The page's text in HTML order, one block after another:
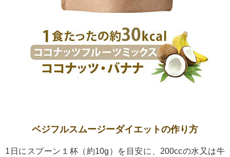
ベジフルスムージーダイエットの作り方
1日にスプーン１杯（約10g）を目安に、200ccの水又は牛